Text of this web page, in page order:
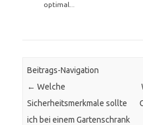
optimal...
Beitrags-Navigation
← Welche
Sicherheitsmerkmale sollte
ich bei einem Gartenschrank